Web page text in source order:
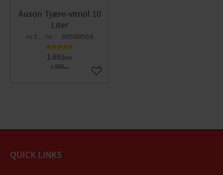
Auson Tjære-vitriol 10
Liter
60590556
1.691DKK
1.900DKK
Gem som favorit
QUICK LINKS